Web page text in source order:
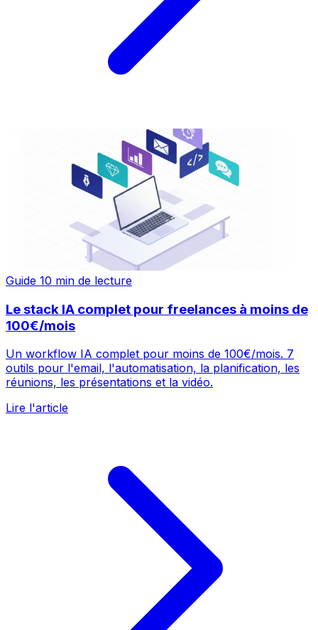
Guide 10 min de lecture
Le stack IA complet pour freelances à moins de
100€/mois
Un workflow IA complet pour moins de 100€/mois. 7
outils pour l'email, l'automatisation, la planification, les
réunions, les présentations et la vidéo.
Lire l'article